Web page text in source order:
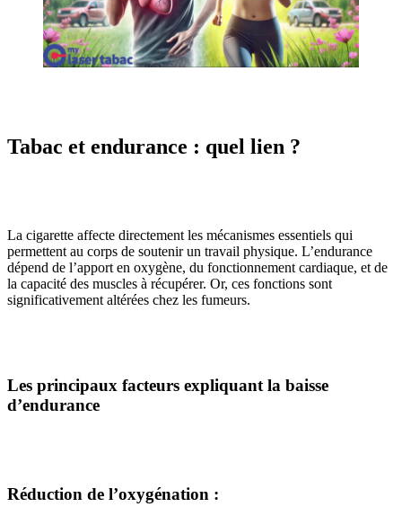
Tabac et endurance : quel lien ?
La cigarette affecte directement les mécanismes essentiels qui
permettent au corps de soutenir un travail physique. L’endurance
dépend de l’apport en oxygène, du fonctionnement cardiaque, et de
la capacité des muscles à récupérer. Or, ces fonctions sont
significativement altérées chez les fumeurs.
Les principaux facteurs expliquant la baisse
d’endurance
Réduction de l’oxygénation :